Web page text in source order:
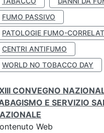
FUMO PASSIVO
PATOLOGIE FUMO-
CENTRI ANTIFUMO
WORLD NO TOBACCO DAY
CONVEGNO
E SERVIZIO
Web